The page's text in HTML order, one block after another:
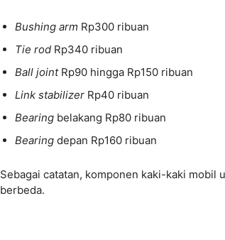
Bushing arm Rp300 ribuan
Tie rod Rp340 ribuan
Ball joint Rp90 hingga Rp150 ribuan
Link stabilizer Rp40 ribuan
Bearing belakang Rp80 ribuan
Bearing depan Rp160 ribuan
Sebagai catatan, komponen kaki-kaki mobil
berbeda.